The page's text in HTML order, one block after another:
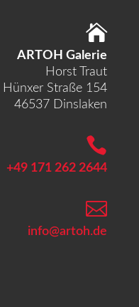

ARTOH Galerie
Horst Traut
Hünxer Straße 154
46537 Dinslaken

+49 171 262 2644

info@artoh.de